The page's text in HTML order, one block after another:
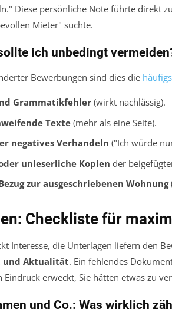
Diese persönliche Note führte direkt
Mieter" suchte.
ich unbedingt
Bewerbungen sind dies die
Grammatikfehler(wirkt nachlässig).
Texte(mehr als eine Seite).
negatives Verhandeln ("Ich würde
unleserliche Kopien der
zur ausgeschriebenen Wohnung
Checkliste für
Interesse, die Unterlagen liefern den
und Aktualität. Ein fehlendes
Eindruck erweckt, Sie hätten etwas zu
und Co.: Was wirklich